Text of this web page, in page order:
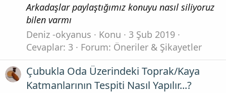
Arkadaşlar paylaştığımız konuyu nasıl siliyoruz
bilen varmı
Deniz -okyanus
Konu
3 Şub 2019
Cevaplar: 3
Forum: Öneriler & Şikayetler
Çubukla Oda Üzerindeki Toprak/Kaya
Katmanlarının Tespiti Nasıl Yapılır...?